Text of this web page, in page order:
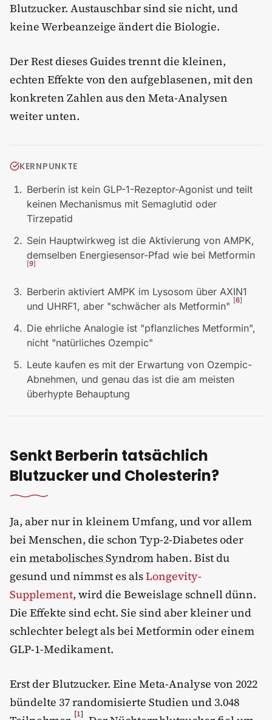
Blutzucker. Austauschbar sind sie nicht, und
keine Werbeanzeige ändert die Biologie.
Der Rest dieses Guides trennt die kleinen,
echten Effekte von den aufgeblasenen, mit den
konkreten Zahlen aus den Meta-Analysen
weiter unten.
KERNPUNKTE
Berberin ist kein GLP-1-Rezeptor-Agonist und teilt
keinen Mechanismus mit Semaglutid oder
Tirzepatid
Sein Hauptwirkweg ist die Aktivierung von AMPK,
demselben Energiesensor-Pfad wie bei Metformin
[9]
Berberin aktiviert AMPK im Lysosom über AXIN1
und UHRF1, aber "schwächer als Metformin" [6]
Die ehrliche Analogie ist "pflanzliches Metformin",
nicht "natürliches Ozempic"
Leute kaufen es mit der Erwartung von Ozempic-
Abnehmen, und genau das ist die am meisten
überhypte Behauptung
Senkt Berberin tatsächlich
Blutzucker und Cholesterin?
Ja, aber nur in kleinem Umfang, und vor allem
bei Menschen, die schon Typ-2-Diabetes oder
ein metabolisches Syndromhaben. Bist du
gesund und nimmst es alsLongevity-
Supplement, wird die Beweislage schnell dünn.
Die Effekte sind echt. Sie sind aber kleiner und
schlechter belegt als bei Metformin oder einem
GLP-1-Medikament.
Erst der Blutzucker. Eine Meta-Analyse von 2022
bündelte 37 randomisierte Studien und 3.048
[1]